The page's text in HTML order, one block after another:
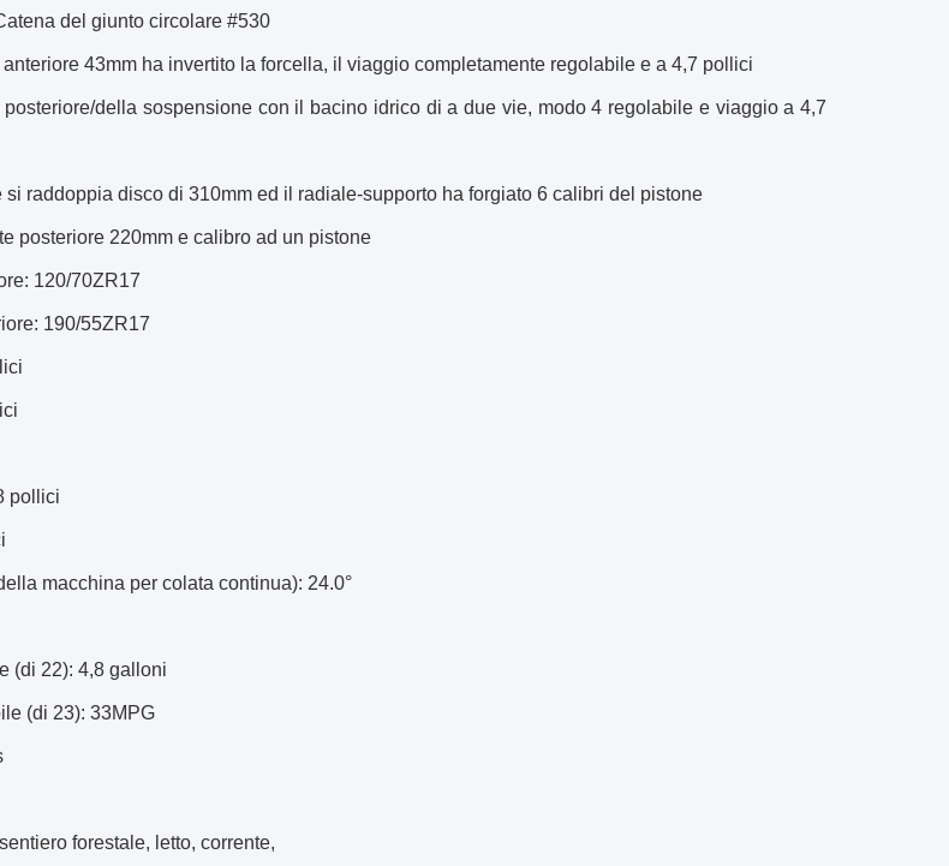
del giunto circolare #530
43mm ha invertito la forcella, il viaggio completamente regolabile e a 4,7 pollici
della sospensione con il bacino idrico di a due vie, modo 4 regolabile e viaggio a 4,7
si raddoppia disco di 310mm ed il radiale-supporto ha forgiato 6 calibri del pistone
posteriore 220mm e calibro ad un pistone
120/70ZR17
190/55ZR17
pollici
macchina per colata continua): 24.0°
(di 22): 4,8 galloni
(di 23): 33MPG
forestale, letto, corrente,